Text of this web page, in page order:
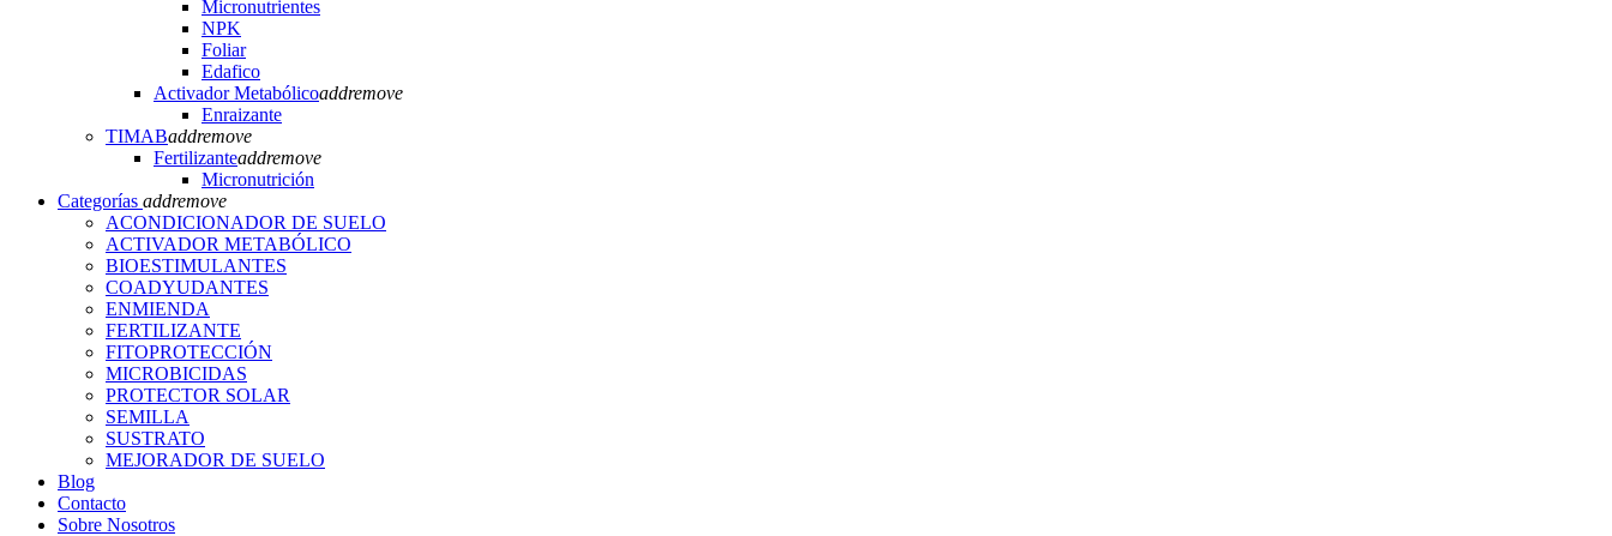
Micronutrientes
NPK
Foliar
Edafico
Activador Metabólicoaddremove
Enraizante
TIMABaddremove
Fertilizanteaddremove
Micronutrición
Categorías addremove
ACONDICIONADOR DE SUELO
ACTIVADOR METABÓLICO
BIOESTIMULANTES
COADYUDANTES
ENMIENDA
FERTILIZANTE
FITOPROTECCIÓN
MICROBICIDAS
PROTECTOR SOLAR
SEMILLA
SUSTRATO
MEJORADOR DE SUELO
Blog
Contacto
Sobre Nosotros